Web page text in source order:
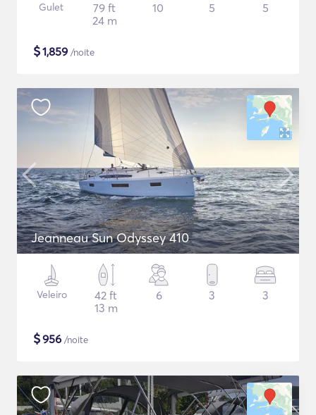
Gulet
79 ft
24 m
10 5 5
$1,859 /noite
Jeanneau Sun Odyssey 410
Veleiro
42 ft
13 m
6 3 3
$956 /noite